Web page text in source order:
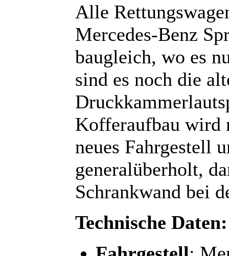
Alle
Mercedes-Benz
baugleich, wo es
sind es noch die
Kofferaufbau wird
neues Fahrgestell
generalüberholt,
Schrankwand bei
Technische Daten: